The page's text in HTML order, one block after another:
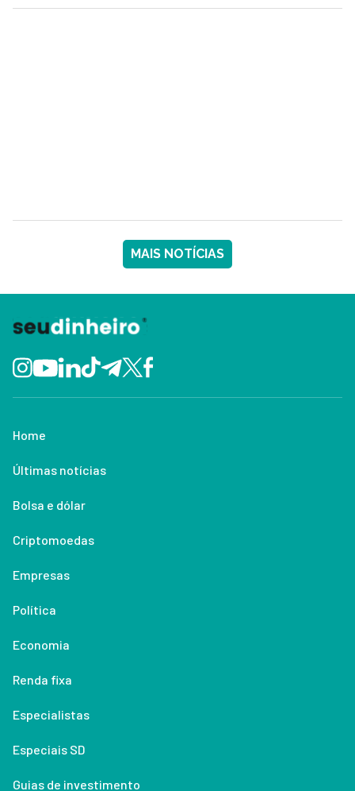
MAIS NOTÍCIAS
Home
Últimas notícias
Bolsa e dólar
Criptomoedas
Empresas
Política
Economia
Renda fixa
Especialistas
Especiais SD
Guias de investimento